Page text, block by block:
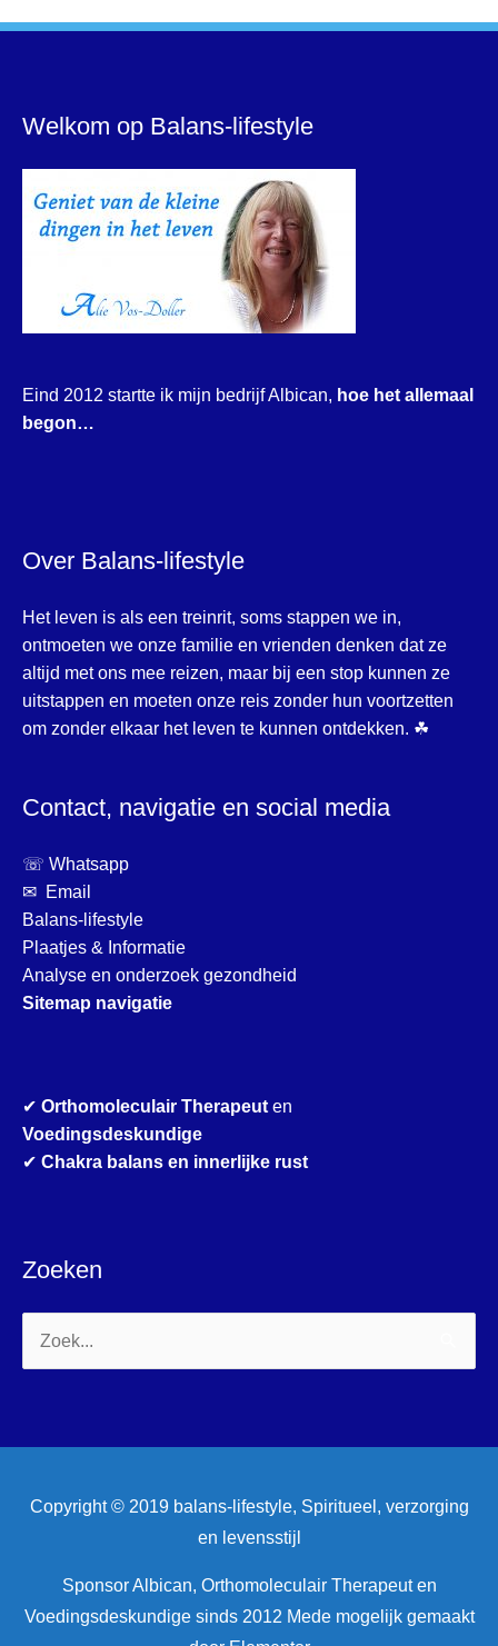
Welkom op Balans-lifestyle
Eind 2012 startte ik mijn bedrijf Albican, hoe het allemaal
begon…
Over Balans-lifestyle
Het leven is als een treinrit, soms stappen we in,
ontmoeten we onze familie en vrienden denken dat ze
altijd met ons mee reizen, maar bij een stop kunnen ze
uitstappen en moeten onze reis zonder hun voortzetten
om zonder elkaar het leven te kunnen ontdekken. ☘
Contact, navigatie en social media
☏ Whatsapp
✉ Email
Balans-lifestyle
Plaatjes & Informatie
Analyse en onderzoek gezondheid
Sitemap navigatie
✔ Orthomoleculair Therapeuten
Voedingsdeskundige
✔ Chakra balans en innerlijke rust
Zoeken
Zoek
naar:
Copyright © 2019 balans-lifestyle, Spiritueel, verzorging
en levensstijl
Sponsor Albican, Orthomoleculair Therapeut en
Voedingsdeskundige sinds 2012 Mede mogelijk gemaakt